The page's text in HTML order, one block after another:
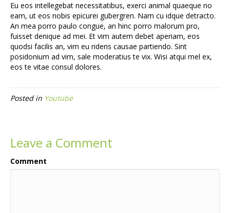
Eu eos intellegebat necessitatibus, exerci animal quaeque no
eam, ut eos nobis epicurei gubergren. Nam cu idque detracto.
An mea porro paulo congue, an hinc porro malorum pro,
fuisset denique ad mei. Et vim autem debet aperiam, eos
quodsi facilis an, vim eu ridens causae partiendo. Sint
posidonium ad vim, sale moderatius te vix. Wisi atqui mel ex,
eos te vitae consul dolores.
Posted in Youtube
Leave a Comment
Comment